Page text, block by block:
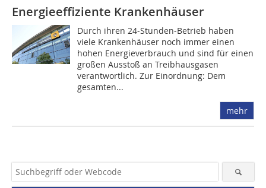
Energieeffiziente Krankenhäuser
Durch ihren 24-Stunden-Betrieb haben
viele Krankenhäuser noch immer einen
hohen Energieverbrauch und sind für einen
großen Ausstoß an Treibhausgasen
verantwortlich. Zur Einordnung: Dem
gesamten...
mehr